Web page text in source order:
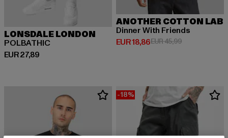
LONSDALE LONDON
POLBATHIC
EUR 27,89
Derzeitiger Preis: EUR 27,89
ANOTHER COTTON LAB
Dinner With Friends
EUR 18,86
Derzeitiger Preis: EUR 18,86
EUR 45,99Aktionspreis:
-18%